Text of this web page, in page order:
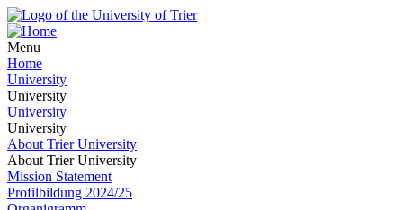
Menu
Home
University
University
University
University
About Trier University
About Trier University
Mission Statement
Profilbildung 2024/25